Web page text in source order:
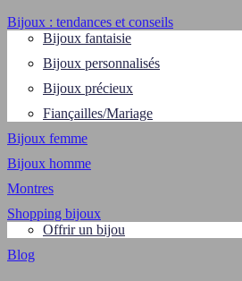
Bijoux : tendances et conseils
Bijoux fantaisie
Bijoux personnalisés
Bijoux précieux
Fiançailles/Mariage
Bijoux femme
Bijoux homme
Montres
Shopping bijoux
Offrir un bijou
Blog